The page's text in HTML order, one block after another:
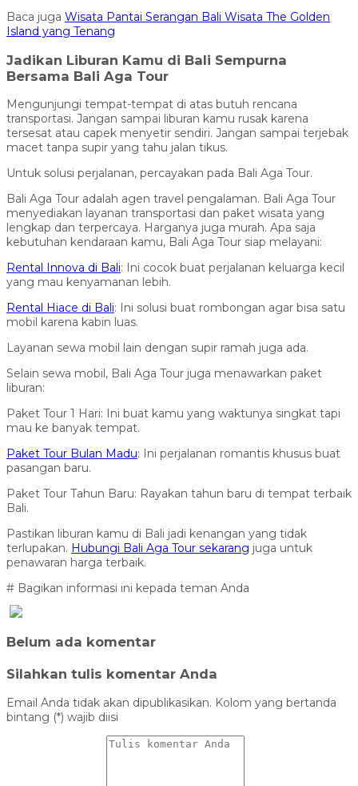
Baca juga Wisata Pantai Serangan Bali Wisata The Golden
Island yang Tenang
Jadikan Liburan Kamu di Bali Sempurna
Bersama Bali Aga Tour
Mengunjungi tempat-tempat di atas butuh rencana
transportasi. Jangan sampai liburan kamu rusak karena
tersesat atau capek menyetir sendiri. Jangan sampai terjebak
macet tanpa supir yang tahu jalan tikus.
Untuk solusi perjalanan, percayakan pada Bali Aga Tour.
Bali Aga Tour adalah agen travel pengalaman. Bali Aga Tour
menyediakan layanan transportasi dan paket wisata yang
lengkap dan terpercaya. Harganya juga murah. Apa saja
kebutuhan kendaraan kamu, Bali Aga Tour siap melayani:
Rental Innova di Bali: Ini cocok buat perjalanan keluarga kecil
yang mau kenyamanan lebih.
Rental Hiace di Bali: Ini solusi buat rombongan agar bisa satu
mobil karena kabin luas.
Layanan sewa mobil lain dengan supir ramah juga ada.
Selain sewa mobil, Bali Aga Tour juga menawarkan paket
liburan:
Paket Tour 1 Hari: Ini buat kamu yang waktunya singkat tapi
mau ke banyak tempat.
Paket Tour Bulan Madu: Ini perjalanan romantis khusus buat
pasangan baru.
Paket Tour Tahun Baru: Rayakan tahun baru di tempat terbaik
Bali.
Pastikan liburan kamu di Bali jadi kenangan yang tidak
terlupakan. Hubungi Bali Aga Tour sekarang juga untuk
penawaran harga terbaik.
# Bagikan informasi ini kepada teman Anda
Belum ada komentar
Silahkan tulis komentar Anda
Email Anda tidak akan dipublikasikan. Kolom yang bertanda
bintang (*) wajib diisi